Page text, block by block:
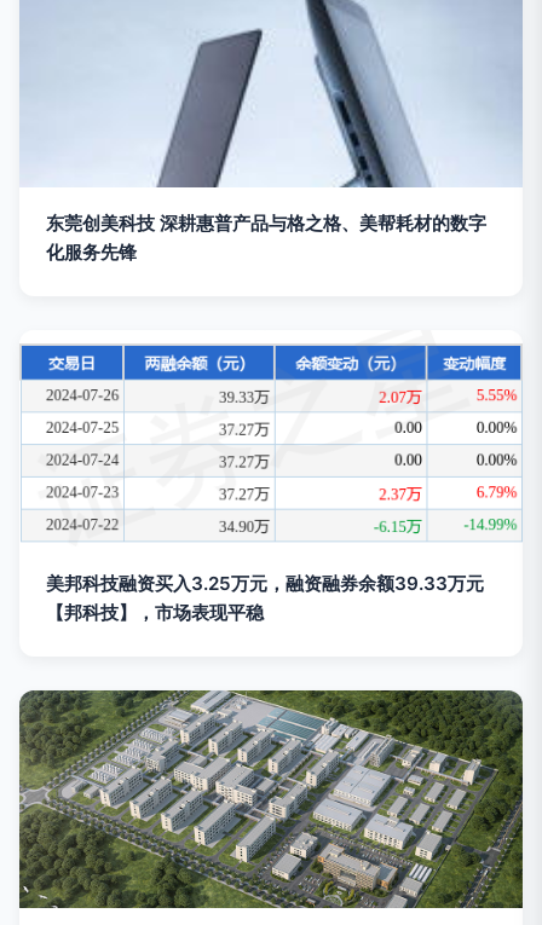
东莞创美科技 深耕惠普产品与格之格、美帮耗材的数字
化服务先锋
美邦科技融资买入3.25万元，融资融券余额39.33万元
【邦科技】，市场表现平稳